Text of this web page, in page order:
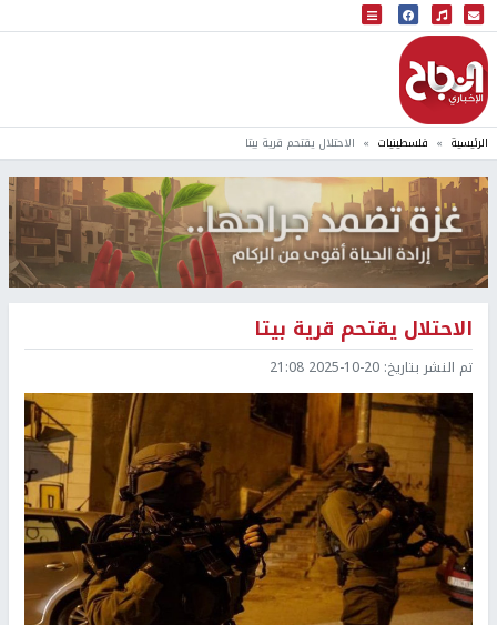
البث المباشر
إذاعة النجاح
الرئيسية فلسطينيات الاحتلال يقتحم قرية بيتا
الاحتلال يقتحم قرية بيتا
تم النشر بتاريخ: 2025-10-20 21:08